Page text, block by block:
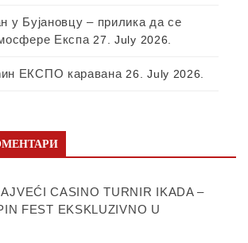
у Бујановцу – прилика да се
Експа 27. July 2026.
ЕКСПО каравана 26. July 2026.
CASINO TURNIR IKADA –
FEST EKSKLUZIVNO U